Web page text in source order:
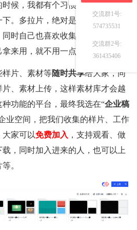
候，我都有个习惯把它下载下
。多拉片，绝对是你视频制作技
时自己也喜欢收集、制作特效素
来用，就不用一点点重头做了。
样片、素材等随时共享给大家，同
、素材上传，这样素材库才会越
功能的平台，最终我选在“企业稿
业空间，把我们收集的样片、工作
大家可以免费加入 ，支持观看、做
，同时加入进来的人，也可以上
。
交流群1号:
574735531
交流群2号:
361435406